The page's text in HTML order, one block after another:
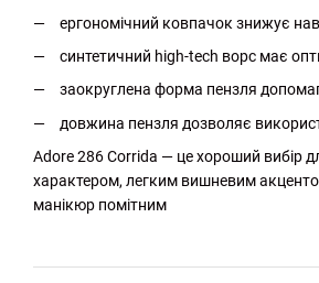
ергономічний ковпачок знижує
синтетичний high-tech ворс має
заокруглена форма пензля
довжина пензля дозволяє
Adore 286 Corrida — це хороший вибір
характером, легким вишневим
манікюр помітним